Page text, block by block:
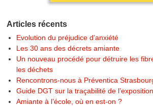
Articles récents
Evolution du préjudice d’anxiété
Les 30 ans des décrets amiante
Un nouveau procédé pour détruire les
les déchets
Rencontrons-nous à Préventica
Guide DGT sur la traçabilité de
Amiante à l’école, où en est-on ?